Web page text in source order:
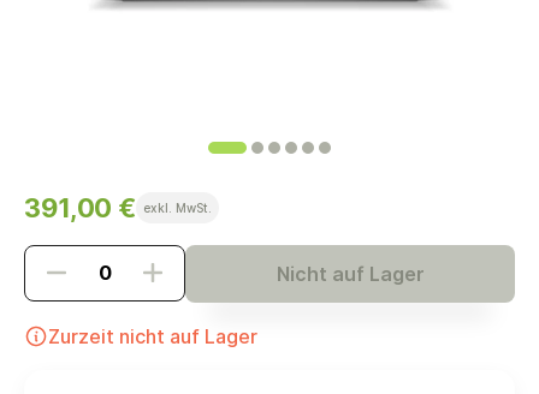
391,00 € exkl. MwSt.
Nicht auf Lager
Zurzeit nicht auf Lager